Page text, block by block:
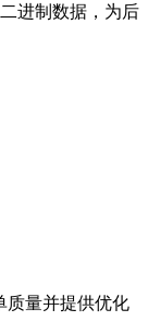
进制数据，为后
质量并提供优化